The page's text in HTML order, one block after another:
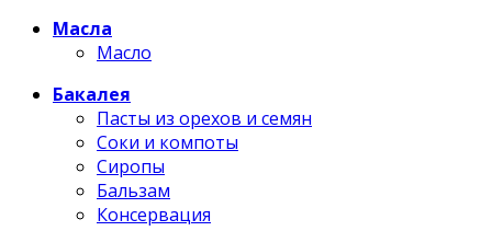
Масла
Масло
Бакалея
Пасты из орехов и семян
Соки и компоты
Сиропы
Бальзам
Консервация